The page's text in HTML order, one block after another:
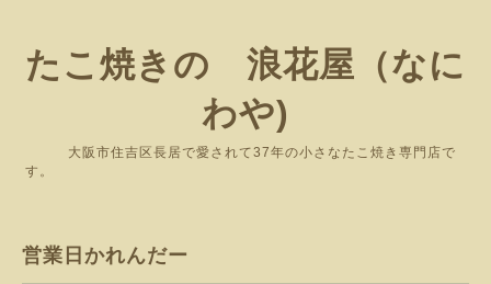
たこ焼きの 浪花屋（なに
わや)
大阪市住吉区長居で愛されて37年の小さなたこ焼き専門店で
す。
営業日かれんだー